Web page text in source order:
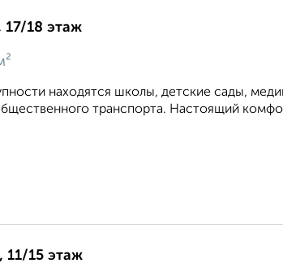
17/18 этаж
находятся школы, детские сады,
транспорта. Настоящий
11/15 этаж